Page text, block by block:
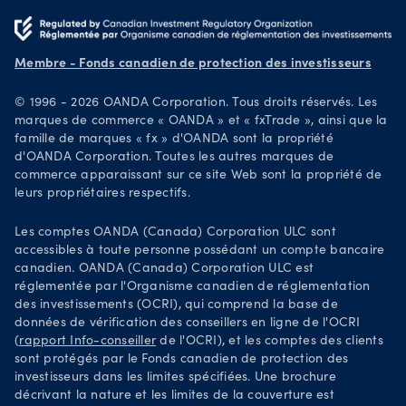
Documents juridiques
Your Privacy Rights
Télécharger le logiciel sur Google Play
Négociez sur TradingView
Membre - Fonds canadien de protection des investisseurs
© 1996 - 2026 OANDA Corporation. Tous droits réservés. Les
marques de commerce « OANDA » et « fxTrade », ainsi que la
famille de marques « fx » d'OANDA sont la propriété
d'OANDA Corporation. Toutes les autres marques de
commerce apparaissant sur ce site Web sont la propriété de
leurs propriétaires respectifs.
Les comptes OANDA (Canada) Corporation ULC sont
accessibles à toute personne possédant un compte bancaire
canadien. OANDA (Canada) Corporation ULC est
réglementée par l'Organisme canadien de réglementation
des investissements (OCRI), qui comprend la base de
données de vérification des conseillers en ligne de l'OCRI
(rapport Info-conseillerde l'OCRI), et les comptes des clients
sont protégés par le Fonds canadien de protection des
investisseurs dans les limites spécifiées. Une brochure
décrivant la nature et les limites de la couverture est